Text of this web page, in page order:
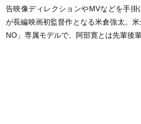
告映像ディレクションやMVなどを手
が長編映画初監督作となる米倉強太。
NO」専属モデルで、阿部寛とは先輩後